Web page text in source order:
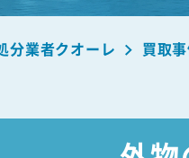
分業者クオーレ 買取